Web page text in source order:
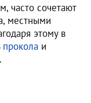
часто сочетают
местными
этому в
прокола и
.